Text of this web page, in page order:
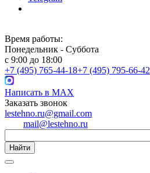
Время работы:
Понедельник - Суббота
с 9:00 до 18:00
+7 (495) 765-44-18+7 (495) 795-66-42
Написать в MAX
Заказать звонок
lestehno.ru@gmail.com
mail@lestehno.ru
Найти